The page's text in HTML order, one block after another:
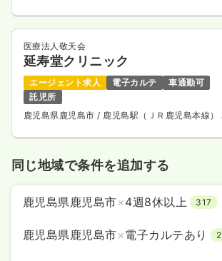
医療法人敬天会
延寿堂クリニック
エージェント求人 電子カルテ
車通勤可
託児所
鹿児島県鹿児島市/ 鹿児島駅（ＪＲ鹿児島本線）
同じ地域で条件を追加する
鹿児島県鹿児島市×4週8休以上 317
鹿児島県鹿児島市×電子カルテあり